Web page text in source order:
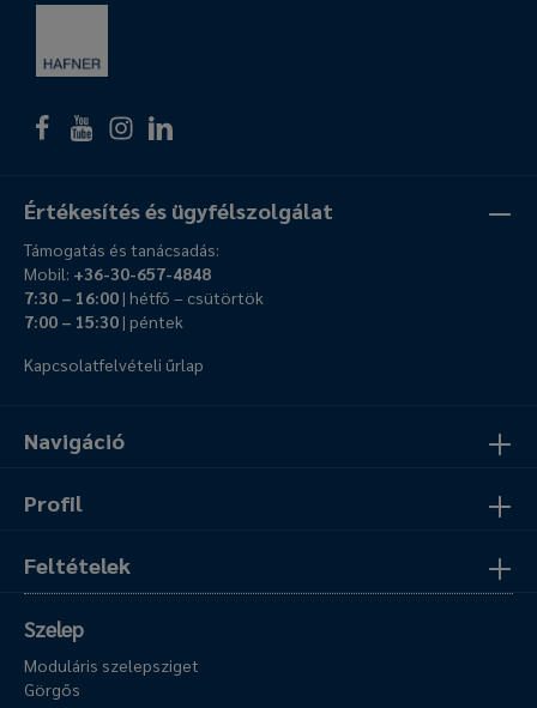
Navigáció
Profil
Feltételek
Értékesítés és ügyfélszolgálat
Támogatás és tanácsadás:
Mobil: +36-30-657-4848
7:30 – 16:00| hétfő – csütörtök
7:00 – 15:30| péntek
Kapcsolatfelvételi űrlap
Szelep
Moduláris szelepsziget
Görgős